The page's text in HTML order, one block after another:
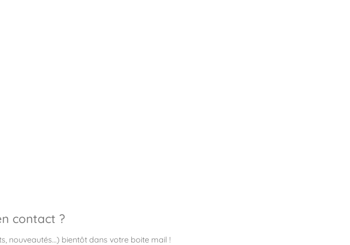
contact ?
nouveautés…) bientôt dans votre boite mail !